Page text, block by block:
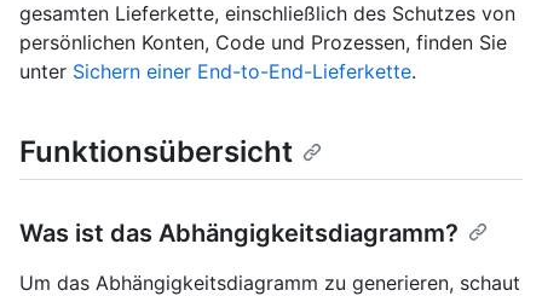
gesamten Lieferkette, einschließlich des Schutzes von
persönlichen Konten, Code und Prozessen, finden Sie
unter Sichern einer End-to-End-Lieferkette.
Funktionsübersicht
Was ist das Abhängigkeitsdiagramm?
Um das Abhängigkeitsdiagramm zu generieren, schaut